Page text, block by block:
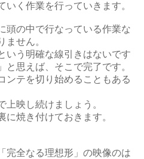
く作業を行っていきます。
頭の中で行なっている作業な
ません。
いう明確な線引きはないです
と思えば、そこで完了です。
ンテを切り始めることもある
映し続けましょう。
焼き付けておきます。
完全なる理想形」の映像のは